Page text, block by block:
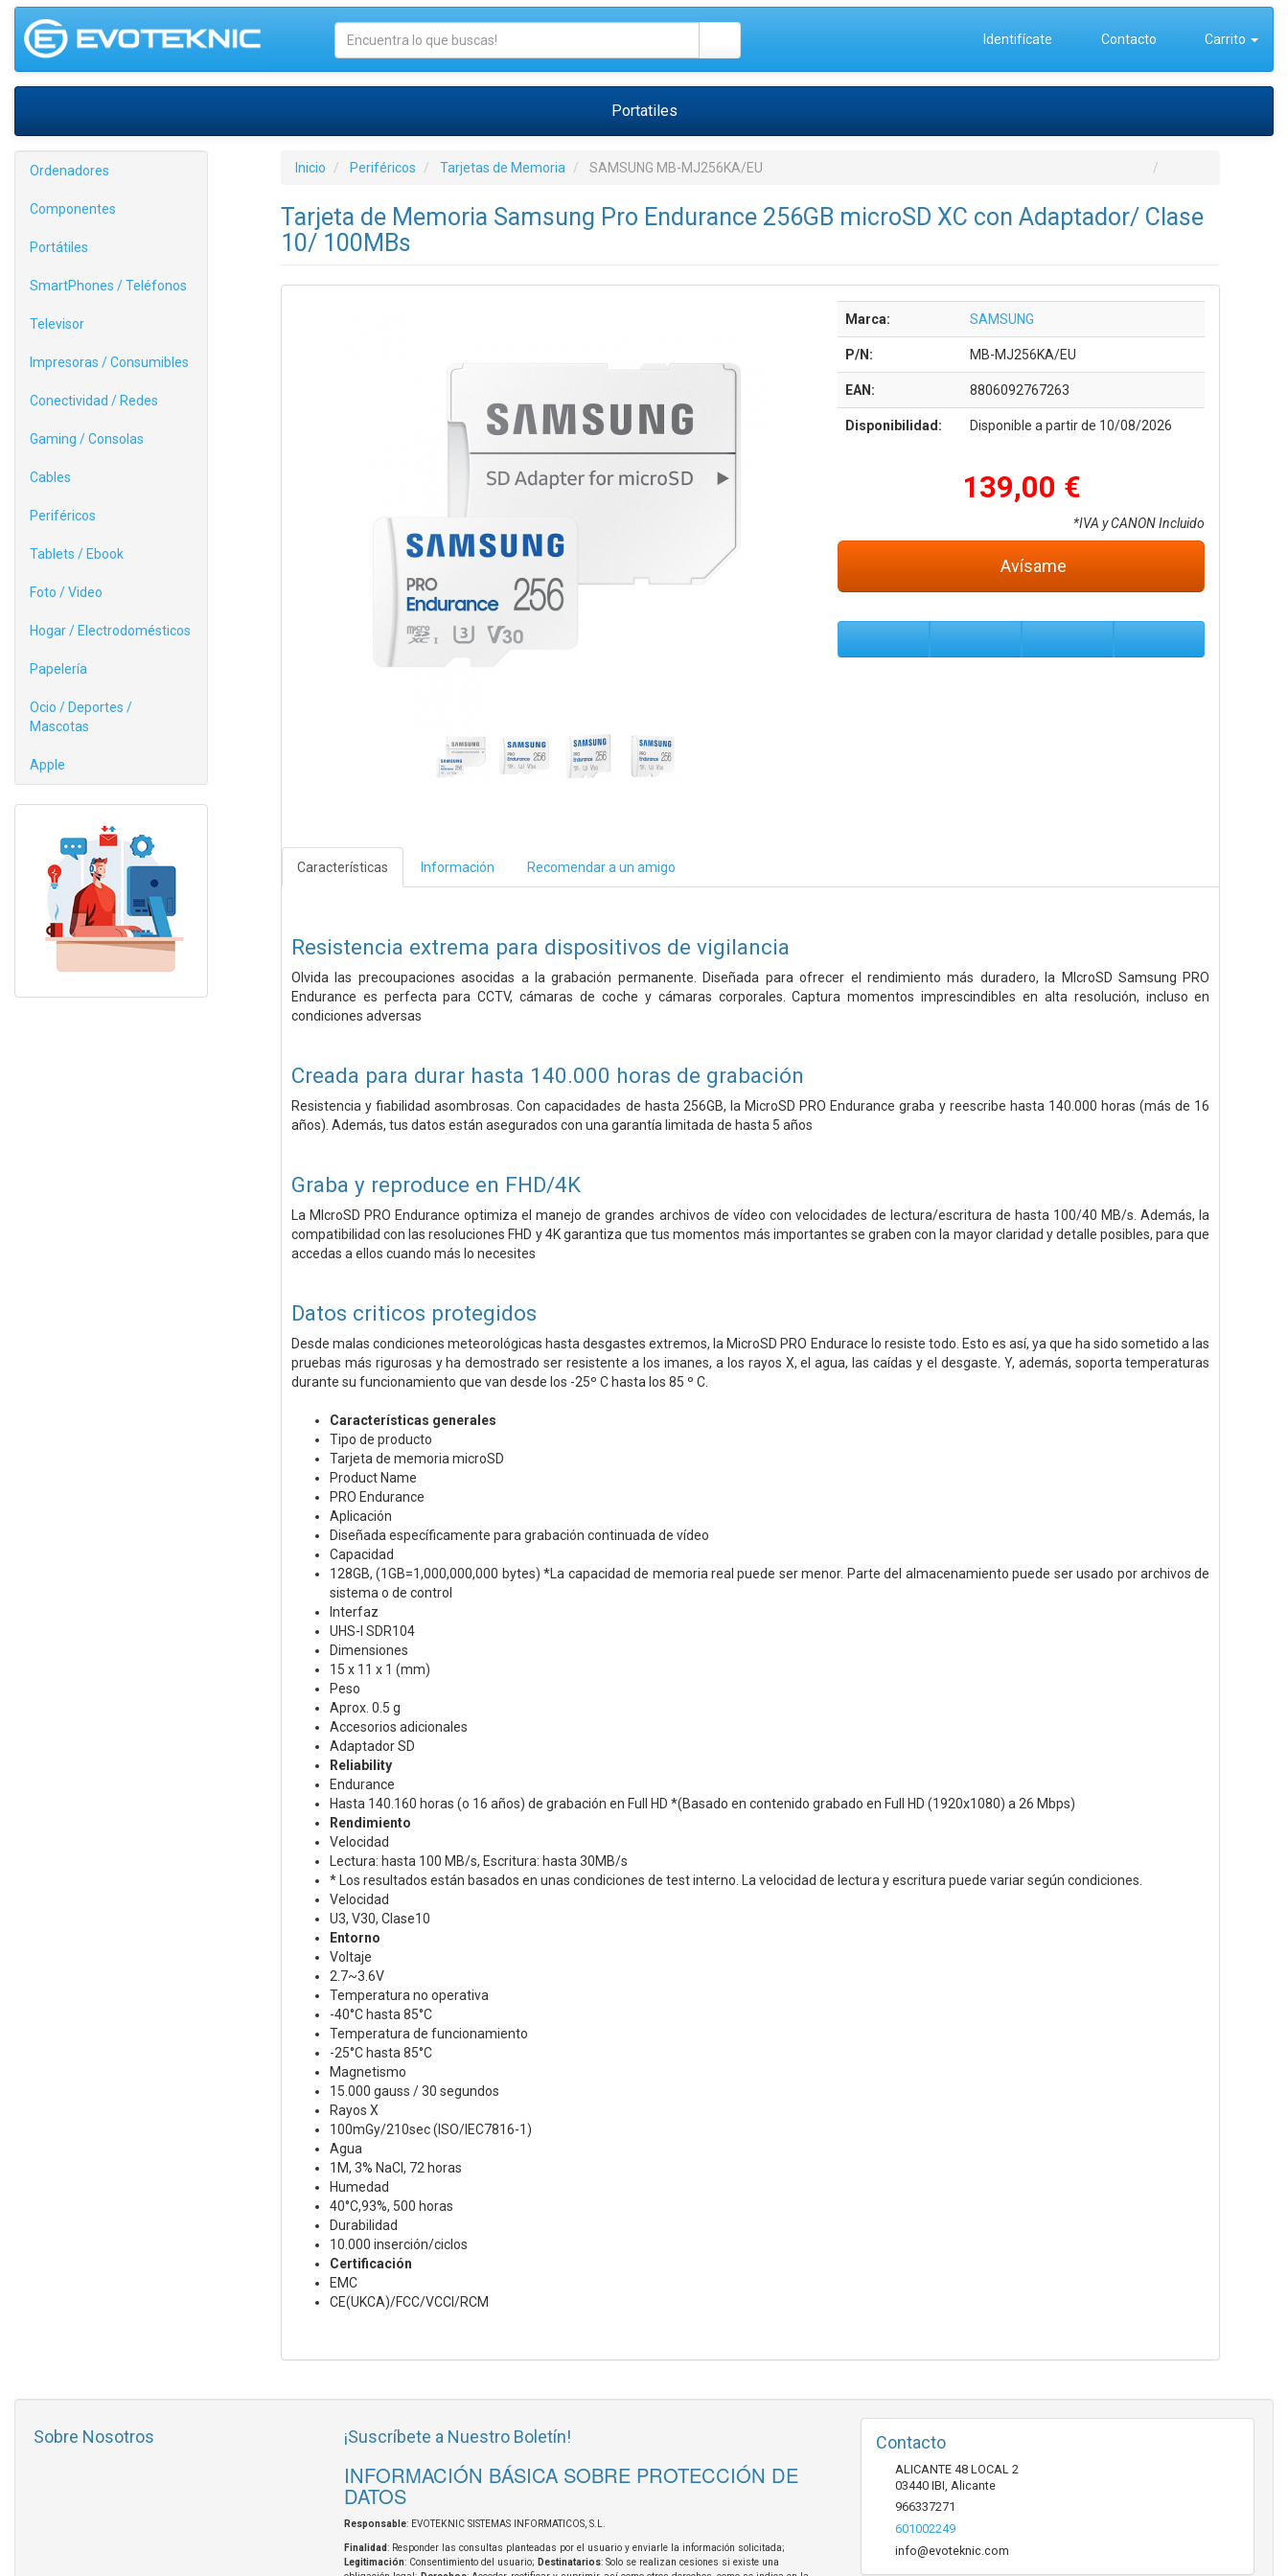
Identifícate Contacto Carrito
Portatiles
Ordenadores
Componentes
Portátiles
SmartPhones / Teléfonos
Televisor
Impresoras / Consumibles
Conectividad / Redes
Gaming / Consolas
Cables
Periféricos
Tablets / Ebook
Foto / Video
Hogar / Electrodomésticos
Papelería
Ocio / Deportes /
Mascotas
Apple
Inicio Periféricos Tarjetas de Memoria SAMSUNG MB-MJ256KA/EU
Tarjeta de Memoria Samsung Pro Endurance 256GB microSD XC con Adaptador/ Clase
10/ 100MBs
Marca: SAMSUNG
P/N: MB-MJ256KA/EU
EAN: 8806092767263
Disponibilidad: Disponible a partir de 10/08/2026
139,00 €
*IVA y CANON Incluido
Avísame
Características Información Recomendar a un amigo
Resistencia extrema para dispositivos de vigilancia
Olvida las precoupaciones asocidas a la grabación permanente. Diseñada para ofrecer el rendimiento más duradero, la MIcroSD Samsung PRO
Endurance es perfecta para CCTV, cámaras de coche y cámaras corporales. Captura momentos imprescindibles en alta resolución, incluso en
condiciones adversas
Creada para durar hasta 140.000 horas de grabación
Resistencia y fiabilidad asombrosas. Con capacidades de hasta 256GB, la MicroSD PRO Endurance graba y reescribe hasta 140.000 horas (más de 16
años). Además, tus datos están asegurados con una garantía limitada de hasta 5 años
Graba y reproduce en FHD/4K
La MIcroSD PRO Endurance optimiza el manejo de grandes archivos de vídeo con velocidades de lectura/escritura de hasta 100/40 MB/s. Además, la
compatibilidad con las resoluciones FHD y 4K garantiza que tus momentos más importantes se graben con la mayor claridad y detalle posibles, para que
accedas a ellos cuando más lo necesites
Datos criticos protegidos
Desde malas condiciones meteorológicas hasta desgastes extremos, la MicroSD PRO Endurace lo resiste todo. Esto es así, ya que ha sido sometido a las
pruebas más rigurosas y ha demostrado ser resistente a los imanes, a los rayos X, el agua, las caídas y el desgaste. Y, además, soporta temperaturas
durante su funcionamiento que van desde los -25º C hasta los 85 º C.
Características generales
Tipo de producto
Tarjeta de memoria microSD
Product Name
PRO Endurance
Aplicación
Diseñada específicamente para grabación continuada de vídeo
Capacidad
128GB, (1GB=1,000,000,000 bytes) *La capacidad de memoria real puede ser menor. Parte del almacenamiento puede ser usado por archivos de
sistema o de control
Interfaz
UHS-I SDR104
Dimensiones
15 x 11 x 1 (mm)
Peso
Aprox. 0.5 g
Accesorios adicionales
Adaptador SD
Reliability
Endurance
Hasta 140.160 horas (o 16 años) de grabación en Full HD *(Basado en contenido grabado en Full HD (1920x1080) a 26 Mbps)
Rendimiento
Velocidad
Lectura: hasta 100 MB/s, Escritura: hasta 30MB/s
* Los resultados están basados en unas condiciones de test interno. La velocidad de lectura y escritura puede variar según condiciones.
Velocidad
U3, V30, Clase10
Entorno
Voltaje
2.7~3.6V
Temperatura no operativa
-40°C hasta 85°C
Temperatura de funcionamiento
-25°C hasta 85°C
Magnetismo
15.000 gauss / 30 segundos
Rayos X
100mGy/210sec (ISO/IEC7816-1)
Agua
1M, 3% NaCl, 72 horas
Humedad
40°C,93%, 500 horas
Durabilidad
10.000 inserción/ciclos
Certificación
EMC
CE(UKCA)/FCC/VCCI/RCM
Sobre Nosotros ¡Suscríbete a Nuestro Boletín!
INFORMACIÓN BÁSICA SOBRE PROTECCIÓN DE
DATOS
Responsable: EVOTEKNIC SISTEMAS INFORMATICOS, S.L.
Finalidad: Responder las consultas planteadas por el usuario y enviarle la información solicitada;
Legitimación: Consentimiento del usuario; Destinatarios: Solo se realizan cesiones si existe una
Contacto
ALICANTE 48 LOCAL 2
03440 IBI, Alicante
966337271
601002249
info@evoteknic.com